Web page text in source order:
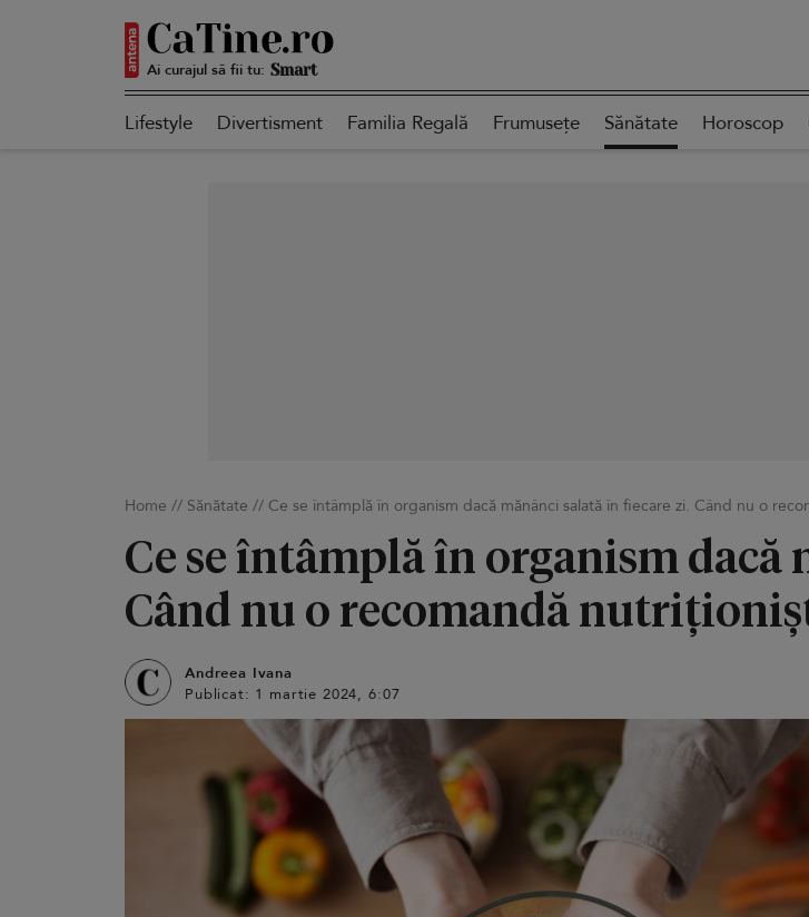
Ai curajul să fii tu: Autentică
Lifestyle Divertisment Familia Regală Frumusețe Sănătate Horoscop
Home // Sănătate // Ce se întâmplă în organism dacă mănânci salată în fiecare zi. Când nu o
Ce se întâmplă în organism dacă
Când nu o recomandă
Andreea Ivana
Publicat: 1 martie 2024, 6:07